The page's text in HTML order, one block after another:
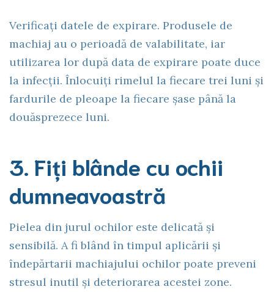
Verificați datele de expirare. Produsele de
machiaj au o perioadă de valabilitate, iar
utilizarea lor după data de expirare poate duce
la infecții. Înlocuiți rimelul la fiecare trei luni și
fardurile de pleoape la fiecare șase până la
douăsprezece luni.
3. Fiți blânde cu ochii
dumneavoastră
Pielea din jurul ochilor este delicată și
sensibilă. A fi blând în timpul aplicării și
îndepărtarii machiajului ochilor poate preveni
stresul inutil și deteriorarea acestei zone.